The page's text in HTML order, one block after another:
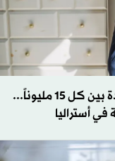
حالة نادرة تُقدّر بواحدة بين كل 15 مليوناً...